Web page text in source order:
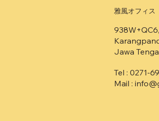
Tel : 0271-
Mail :
Jawa
​雅風オフィス